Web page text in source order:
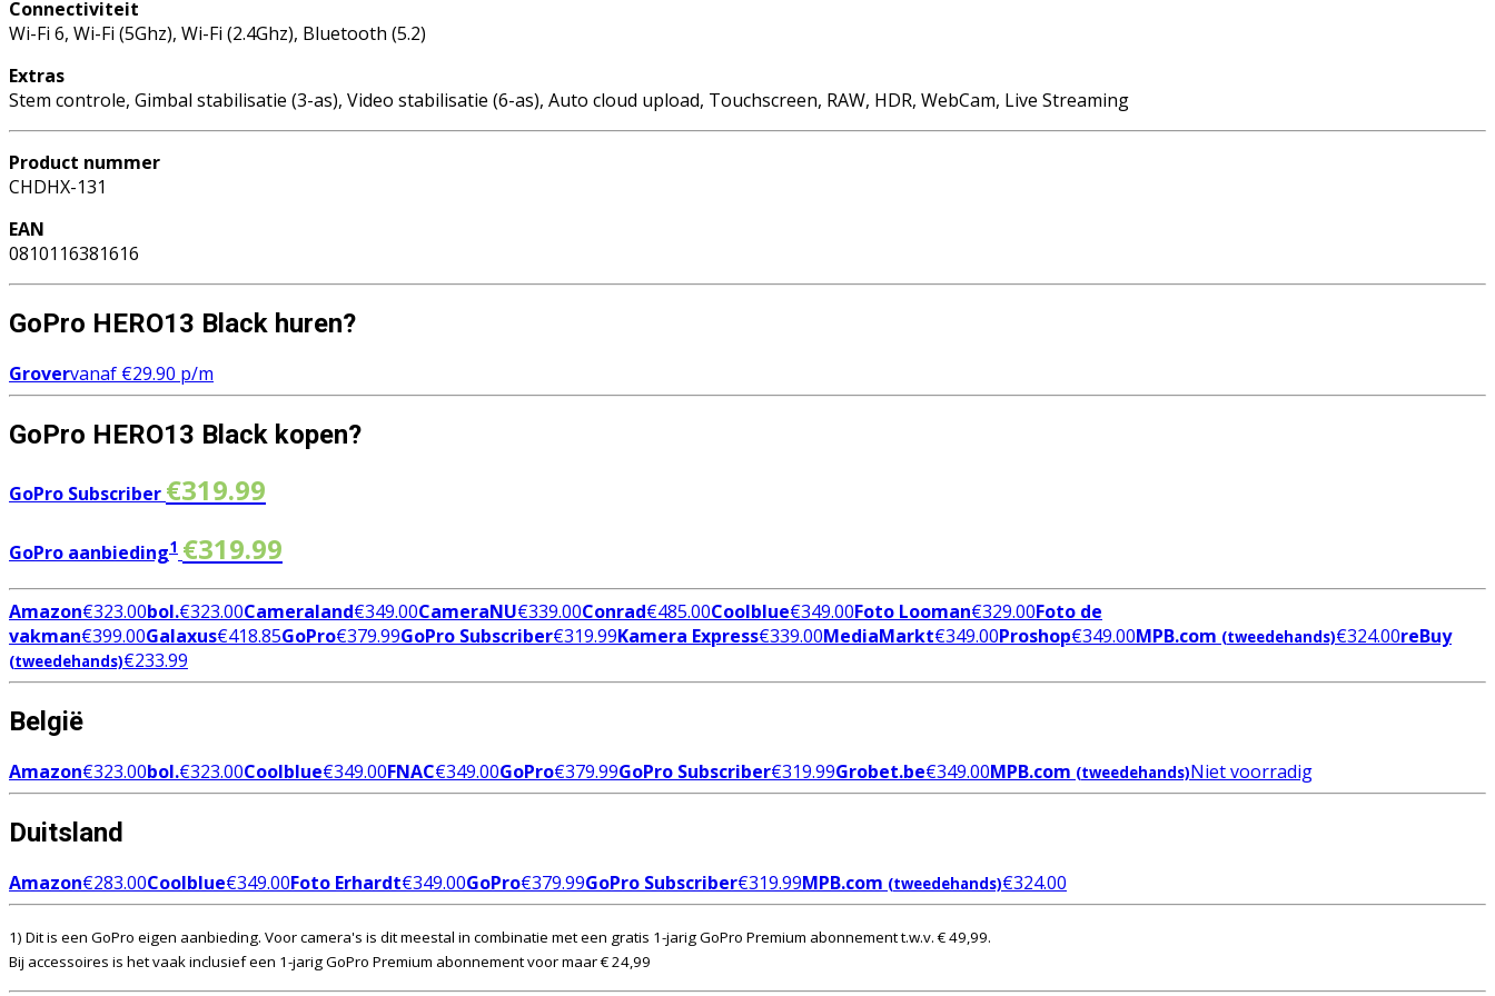
Connectiviteit
Wi-Fi 6, Wi-Fi (5Ghz), Wi-Fi (2.4Ghz), Bluetooth (5.2)
Extras
Stem controle, Gimbal stabilisatie (3-as), Video stabilisatie (6-as), Auto cloud upload, Touchscreen, RAW, HDR, WebCam, Live Streaming
Product nummer
CHDHX-131
EAN
0810116381616
GoPro HERO13 Black huren?
Grovervanaf €29.90 p/m
GoPro HERO13 Black kopen?
GoPro Subscriber €319.99
GoPro aanbieding1 €319.99
Amazon€323.00bol.€323.00Cameraland€349.00CameraNU€339.00Conrad€485.00Coolblue€349.00Foto Looman€329.00Foto de
vakman€399.00Galaxus€418.85GoPro€379.99GoPro Subscriber€319.99Kamera Express€339.00MediaMarkt€349.00Proshop€349.00MPB.com (tweedehands)€324.00reBuy
(tweedehands)€233.99
België
Amazon€323.00bol.€323.00Coolblue€349.00FNAC€349.00GoPro€379.99GoPro Subscriber€319.99Grobet.be€349.00MPB.com (tweedehands)Niet voorradig
Duitsland
Amazon€283.00Coolblue€349.00Foto Erhardt€349.00GoPro€379.99GoPro Subscriber€319.99MPB.com (tweedehands)€324.00
1) Dit is een GoPro eigen aanbieding. Voor camera's is dit meestal in combinatie met een gratis 1-jarig GoPro Premium abonnement t.w.v. € 49,99.
Bij accessoires is het vaak inclusief een 1-jarig GoPro Premium abonnement voor maar € 24,99